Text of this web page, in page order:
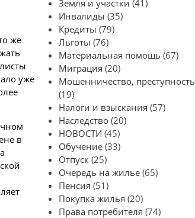
же
уже
в
Земля и участки (41)
Инвалиды (35)
Кредиты (79)
Льготы (76)
Материальная помощь (67)
Миграция (20)
Мошенничество, преступность
(19)
Налоги и взыскания (57)
Наследство (20)
НОВОСТИ (45)
Обучение (33)
Отпуск (25)
Очередь на жилье (65)
Пенсия (51)
Покупка жилья (20)
Права потребителя (74)